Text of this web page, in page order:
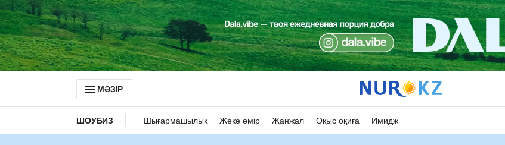
МӘЗІР
ШОУБИЗ Шығармашылық Жеке өмір Жанжал Оқыс оқиға Имидж